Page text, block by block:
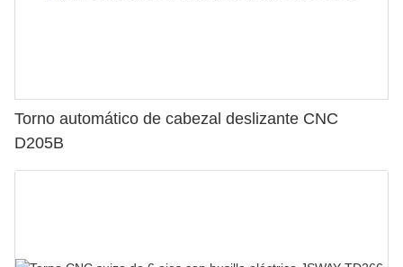
Torno automático de cabezal deslizante CNC
D205B